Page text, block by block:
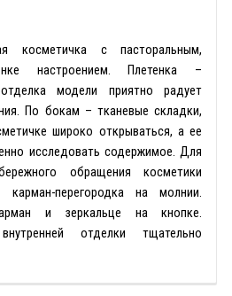
косметичка с пасторальным,
настроением. Плетенка –
модели приятно радует
По бокам – тканевые складки,
широко открываться, а ее
исследовать содержимое. Для
обращения косметики
карман-перегородка на молнии.
и зеркальце на кнопке.
отделки тщательно